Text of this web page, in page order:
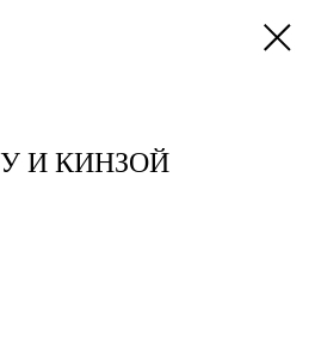
И КИНЗОЙ